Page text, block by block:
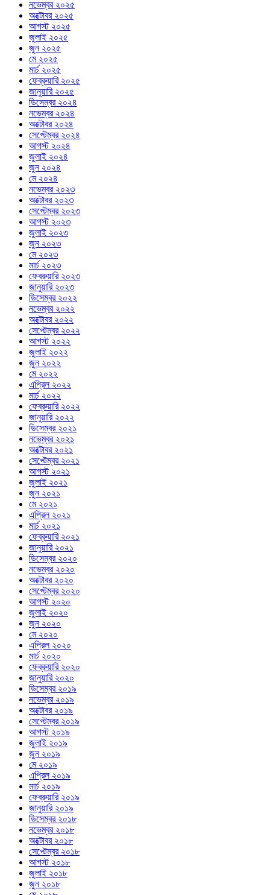
নভেম্বর ২০২৫
অক্টোবর ২০২৫
আগস্ট ২০২৫
জুলাই ২০২৫
জুন ২০২৫
মে ২০২৫
মার্চ ২০২৫
ফেব্রুয়ারি ২০২৫
জানুয়ারি ২০২৫
ডিসেম্বর ২০২৪
নভেম্বর ২০২৪
অক্টোবর ২০২৪
সেপ্টেম্বর ২০২৪
আগস্ট ২০২৪
জুলাই ২০২৪
জুন ২০২৪
মে ২০২৪
নভেম্বর ২০২৩
অক্টোবর ২০২৩
সেপ্টেম্বর ২০২৩
আগস্ট ২০২৩
জুলাই ২০২৩
জুন ২০২৩
মে ২০২৩
মার্চ ২০২৩
ফেব্রুয়ারি ২০২৩
জানুয়ারি ২০২৩
ডিসেম্বর ২০২২
নভেম্বর ২০২২
অক্টোবর ২০২২
সেপ্টেম্বর ২০২২
আগস্ট ২০২২
জুলাই ২০২২
জুন ২০২২
মে ২০২২
এপ্রিল ২০২২
মার্চ ২০২২
ফেব্রুয়ারি ২০২২
জানুয়ারি ২০২২
ডিসেম্বর ২০২১
নভেম্বর ২০২১
অক্টোবর ২০২১
সেপ্টেম্বর ২০২১
আগস্ট ২০২১
জুলাই ২০২১
জুন ২০২১
মে ২০২১
এপ্রিল ২০২১
মার্চ ২০২১
ফেব্রুয়ারি ২০২১
জানুয়ারি ২০২১
ডিসেম্বর ২০২০
নভেম্বর ২০২০
অক্টোবর ২০২০
সেপ্টেম্বর ২০২০
আগস্ট ২০২০
জুলাই ২০২০
জুন ২০২০
মে ২০২০
এপ্রিল ২০২০
মার্চ ২০২০
ফেব্রুয়ারি ২০২০
জানুয়ারি ২০২০
ডিসেম্বর ২০১৯
নভেম্বর ২০১৯
অক্টোবর ২০১৯
সেপ্টেম্বর ২০১৯
আগস্ট ২০১৯
জুলাই ২০১৯
জুন ২০১৯
মে ২০১৯
এপ্রিল ২০১৯
মার্চ ২০১৯
ফেব্রুয়ারি ২০১৯
জানুয়ারি ২০১৯
ডিসেম্বর ২০১৮
নভেম্বর ২০১৮
অক্টোবর ২০১৮
সেপ্টেম্বর ২০১৮
আগস্ট ২০১৮
জুলাই ২০১৮
জুন ২০১৮